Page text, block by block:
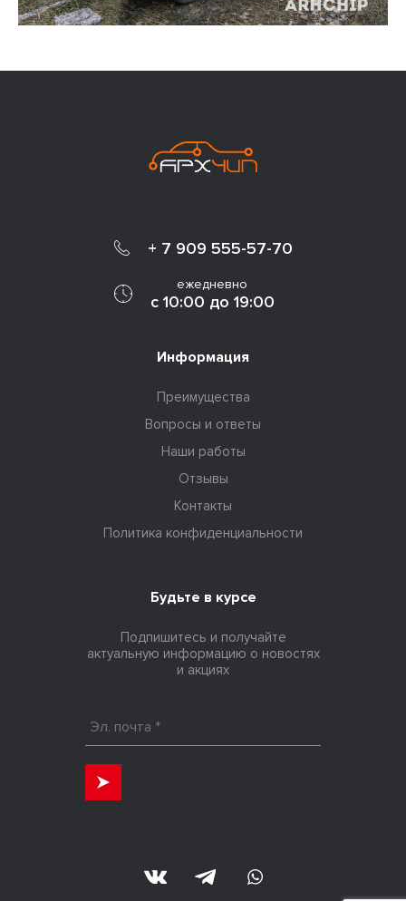
+ 7 909 555-57-70
ежедневно
с 10:00 до 19:00
Информация
Преимущества
Вопросы и ответы
Наши работы
Отзывы
Контакты
Политика конфиденциальности
Будьте в курсе
Подпишитесь и получайте
актуальную информацию о новостях
и акциях